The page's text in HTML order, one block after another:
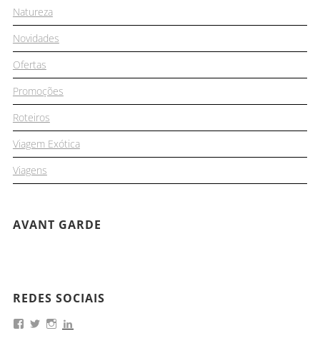
Natureza
Novidades
Ofertas
Promoções
Roteiros
Viagem Exótica
Viagens
AVANT GARDE
REDES SOCIAIS